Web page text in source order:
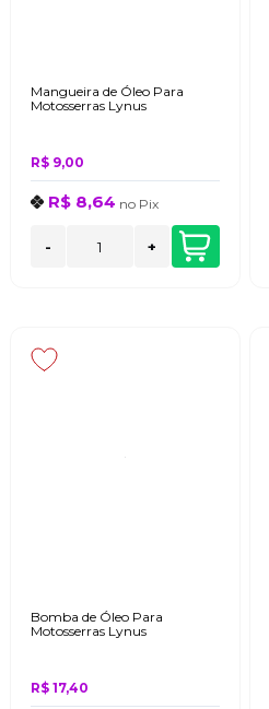
Mangueira de Óleo Para
Motosserras Lynus
R$ 9,00
R$ 8,64 no Pix
- +
Bomba de Óleo Para
Motosserras Lynus
R$ 17,40